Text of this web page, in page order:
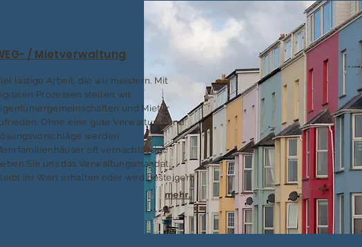
/ Mietverwaltung
lästige Arbeit, die wir meistern. Mit
Prozessen stellen wir
und Mieter
Ohne eine gute Verwaltung und
werden
oft vernachlässigt.
Sie uns das Verwaltungsmandat,
ihr Wert erhalten oder wird gesteigert.
mehr..
.